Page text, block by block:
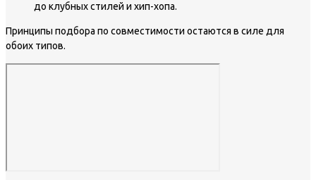
до клубных стилей и хип-хопа.
Принципы подбора по совместимости остаются в силе для
обоих типов.